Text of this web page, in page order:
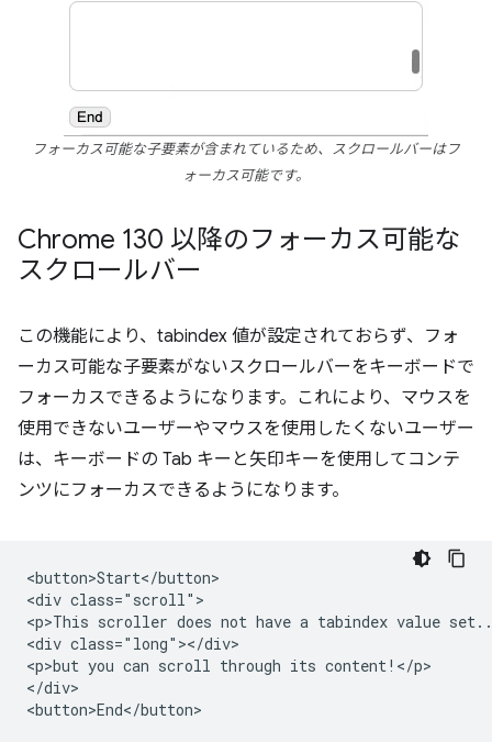
フォーカス可能な子要素が含まれているため、スクロールバーはフ
ォーカス可能です。
Chrome 130 以降のフォーカス可能な
スクロールバー
この機能により、tabindex 値が設定されておらず、フォ
ーカス可能な子要素がないスクロールバーをキーボードで
フォーカスできるようになります。これにより、マウスを
使用できないユーザーやマウスを使用したくないユーザー
は、キーボードの Tab キーと矢印キーを使用してコンテ
ンツにフォーカスできるようになります。
<button>Start</button>
<div class="scroll">
<p>This scroller does not have a tabindex value
<div class="long"></div>
<p>but you can scroll through its content!</p>
</div>